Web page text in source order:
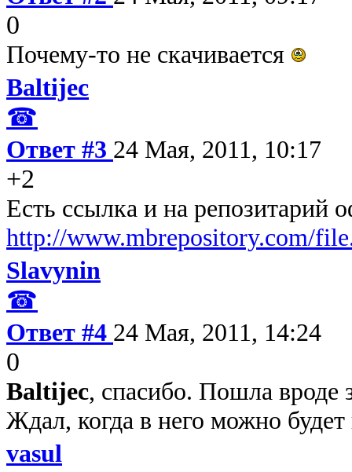
0
Почему-то не скачивается
Baltijec
☎
Ответ #3 24 Мая, 2011, 10:17
+2
Есть ссылка и на репозитарий
http://www.mbrepository.com/
Slavynin
☎
Ответ #4 24 Мая, 2011, 14:24
0
Baltijec, спасибо. Пошла вроде
Ждал, когда в него можно будет
vasul